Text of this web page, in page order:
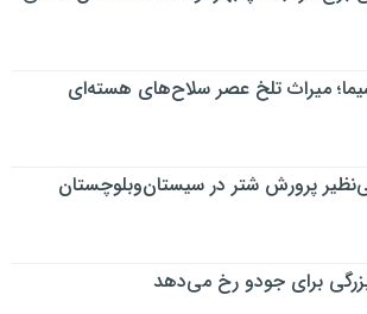
میراث تلخ عصر سلاح‌های هسته‌ای
پرورش شتر در سیستان‌وبلوچستان
برای جودو رخ می‌دهد